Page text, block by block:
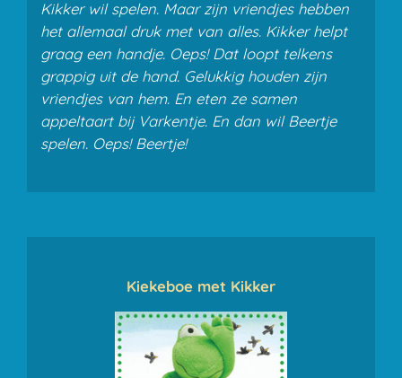
Kikker wil spelen. Maar zijn vriendjes hebben
het allemaal druk met van alles. Kikker helpt
graag een handje. Oeps! Dat loopt telkens
grappig uit de hand. Gelukkig houden zijn
vriendjes van hem. En eten ze samen
appeltaart bij Varkentje. En dan wil Beertje
spelen. Oeps! Beertje!
Kiekeboe met Kikker